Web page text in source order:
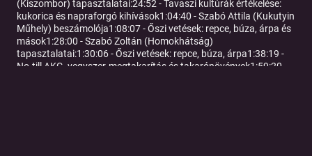
(Kiszombor) tapasztalatai:24:52 - Tavaszi kultúrák értékelése:
kukorica és napraforgó kihívások1:04:40 - Szabó Attila (Kukutyin
Műhely) beszámolója1:08:07 - Őszi vetések: repce, búza, árpa és
mások1:28:00 - Szabó Zoltán (Homokhátság)
tapasztalatai:1:30:06 - Őszi vetések: repce, búza, árpa1:38:19 -
No-till AKG, vegyszer-megtakarítás és takarónövények1:59:20 -